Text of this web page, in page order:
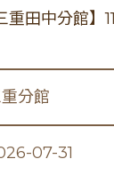
重田中分館】
分館
07-31